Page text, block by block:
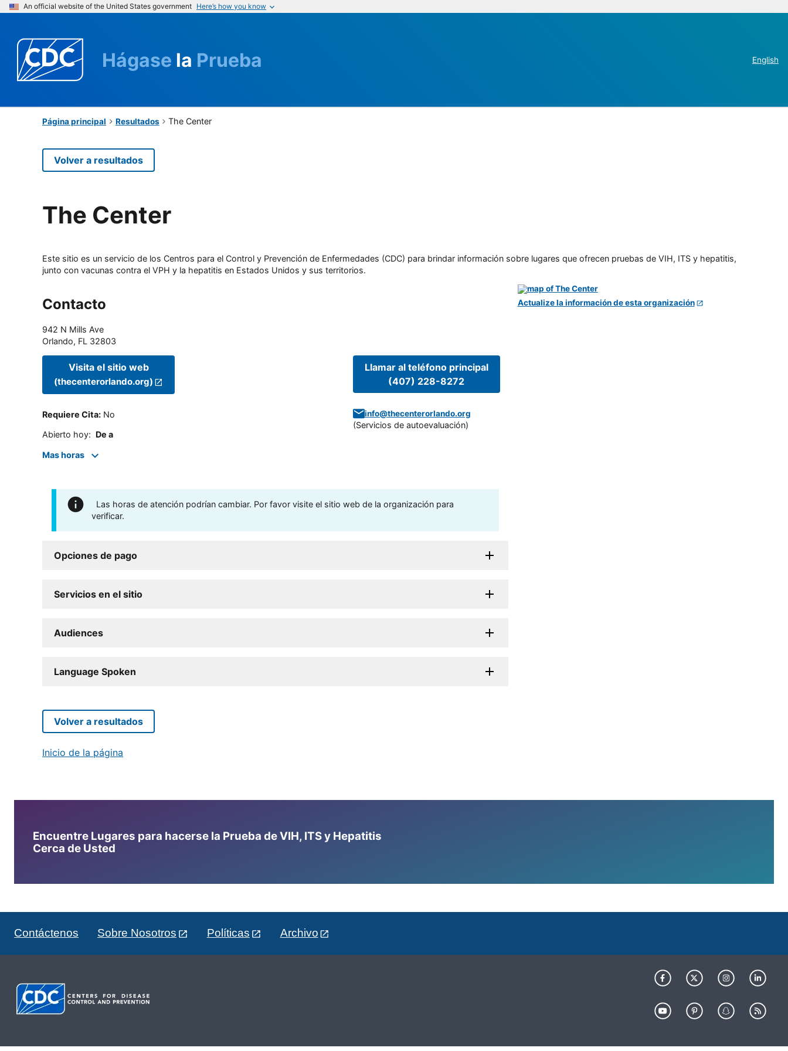
An official website of the United States government Here’s how you know
Hágase la Prueba English
Página principal Resultados The Center
Volver a resultados
The Center
Este sitio es un servicio de los Centros para el Control y Prevención de Enfermedades (CDC) para brindar información sobre lugares que ofrecen pruebas de VIH, ITS y hepatitis,
junto con vacunas contra el VPH y la hepatitis en Estados Unidos y sus territorios.
Contacto
942 N Mills Ave
Orlando, FL 32803
Visita el sitio web
(thecenterorlando.org)
Requiere Cita: No
Abierto hoy: De a
Mas horas
Llamar al teléfono principal
(407) 228-8272
info@thecenterorlando.org
(Servicios de autoevaluación)
Las horas de atención podrían cambiar. Por favor visite el sitio web de la organización para
verificar.
Opciones de pago
Servicios en el sitio
Audiences
Language Spoken
Actualize la información de esta organización
Volver a resultados
Inicio de la página
Encuentre Lugares para hacerse la Prueba de VIH, ITS y Hepatitis
Cerca de Usted
Contáctenos Sobre Nosotros Políticas Archivo